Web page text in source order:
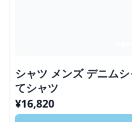
シャツ メンズ デニム
てシャツ
¥16,820